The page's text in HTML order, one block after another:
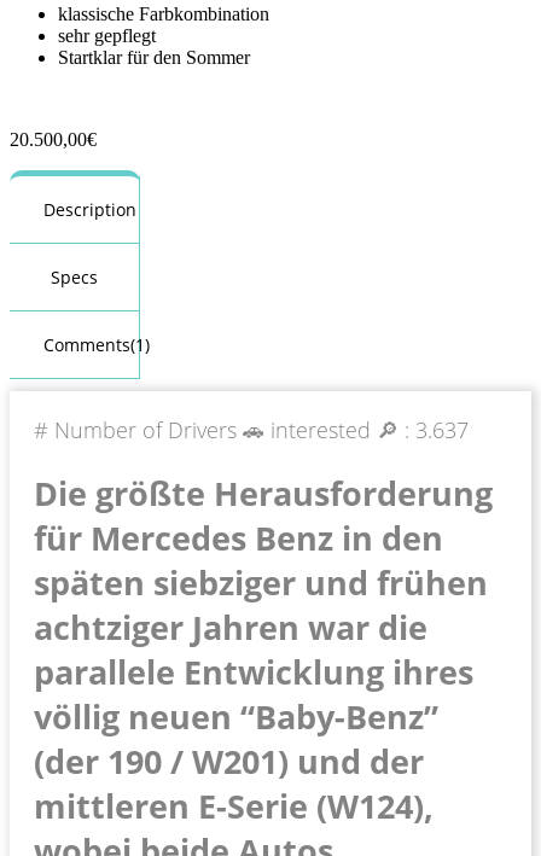
klassische Farbkombination
sehr gepflegt
Startklar für den Sommer
20.500,00€
Description
Specs
Comments(1)
# Number of Drivers 🚗 interested 🔎 : 3.637
Die größte Herausforderung
für Mercedes Benz in den
späten siebziger und frühen
achtziger Jahren war die
parallele Entwicklung ihres
völlig neuen “Baby-Benz”
(der 190 / W201) und der
mittleren E-Serie (W124),